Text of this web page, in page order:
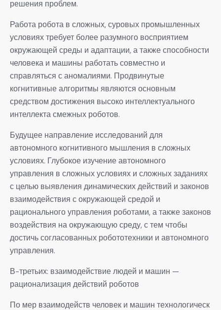
решения проблем.
Работа робота в сложных, суровых промышленных
условиях требует более разумного восприятием
окружающей среды и адаптации, а также способности
человека и машины работать совместно и
справляться с аномалиями. Продвинутые
когнитивные алгоритмы являются основным
средством достижения высоко интеллектуального
интеллекта смежных роботов.
Будущее направление исследований для
автономного когнитивного мышления в сложных
условиях. Глубокое изучение автономного
управления в сложных условиях и сложных заданиях
с целью выявления динамических действий и законов
взаимодействия с окружающей средой и
рационального управления роботами, а также законов
воздействия на окружающую среду, с тем чтобы
достичь согласованных робототехники и автономного
управления.
В-третьих: взаимодействие людей и машин —
рационализация действий роботов
По мер взаимодейств человек и машин технологическ